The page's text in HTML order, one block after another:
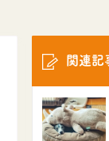
関連記